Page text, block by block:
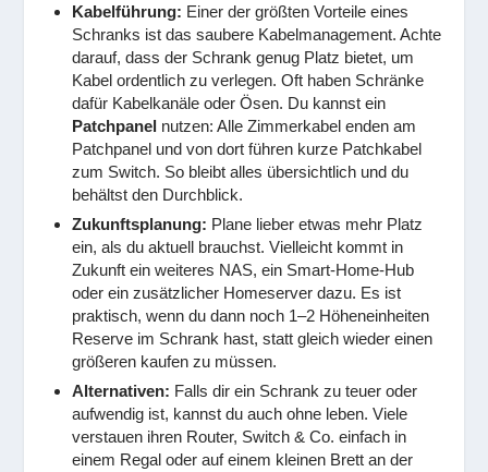
Kabelführung: Einer der größten Vorteile eines
Schranks ist das saubere Kabelmanagement. Achte
darauf, dass der Schrank genug Platz bietet, um
Kabel ordentlich zu verlegen. Oft haben Schränke
dafür Kabelkanäle oder Ösen. Du kannst ein
Patchpanel nutzen: Alle Zimmerkabel enden am
Patchpanel und von dort führen kurze Patchkabel
zum Switch. So bleibt alles übersichtlich und du
behältst den Durchblick.
Zukunftsplanung: Plane lieber etwas mehr Platz
ein, als du aktuell brauchst. Vielleicht kommt in
Zukunft ein weiteres NAS, ein Smart-Home-Hub
oder ein zusätzlicher Homeserver dazu. Es ist
praktisch, wenn du dann noch 1–2 Höheneinheiten
Reserve im Schrank hast, statt gleich wieder einen
größeren kaufen zu müssen.
Alternativen: Falls dir ein Schrank zu teuer oder
aufwendig ist, kannst du auch ohne leben. Viele
verstauen ihren Router, Switch & Co. einfach in
einem Regal oder auf einem kleinen Brett an der